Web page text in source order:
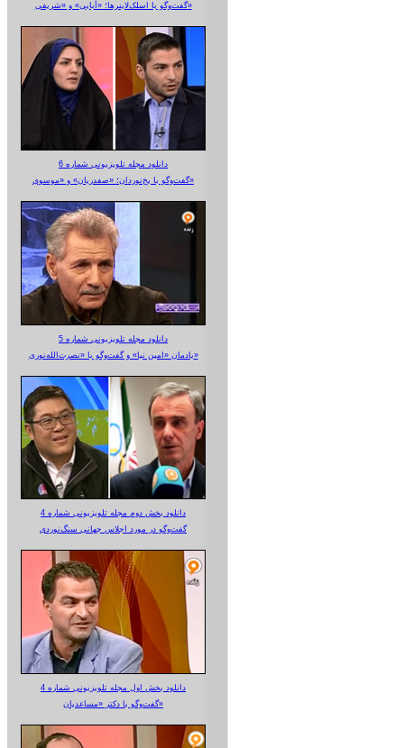
گفت‌وگو با اسلک‌لاینرها؛ «آبایی» و «شریفی»
دانلود مجله تلویزیونی شماره 6
گفت‌وگو با یخ‌نوردان؛ «صفدریان» و «موسوی»
دانلود مجله تلویزیونی شماره 5
یادمان «امین نیا» و گفت‌وگو با «نصرت‌الله‌نوری»
دانلود بخش دوم مجله تلویزیونی شماره 4
گفت‌وگو در مورد اجلاس جهانی سنگ‌نوردی
دانلود بخش اول مجله تلویزیونی شماره 4
گفت‌وگو با دکتر «مساعدیان»